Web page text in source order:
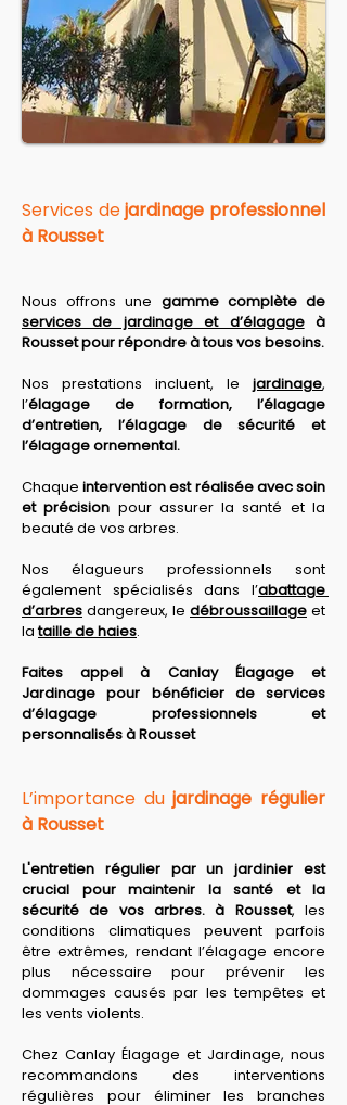
Services de jardinage professionnel
à Rousset
Nous offrons une
services de jardinage et d’élagage à
Nos prestations incluent, le jardinage,
l’élagage de formation, l’élagage
d’entretien, l’élagage de sécurité et
l’élagage ornemental.
Chaque intervention est réalisée avec soin
et précision pour assurer la santé et la
beauté de vos arbres.
Nos élagueurs professionnels sont
également spécialisés dans l’abattage
d’arbres dangereux, le débroussaillage et
la taille de haies.
Faites appel à Canlay Élagage et
Jardinage pour bénéficier de services
d’élagage professionnels et
personnalisés à Rousset
L’importance du jardinage régulier
à Rousset
L'entretien régulier par un jardinier est
crucial pour maintenir la santé et la
sécurité de vos arbres. à Rousset, les
conditions climatiques peuvent parfois
être extrêmes, rendant l’élagage encore
plus nécessaire pour prévenir les
dommages causés par les tempêtes et
les vents violents.
Chez Canlay Élagage et Jardinage, nous
recommandons des interventions
régulières pour éliminer les branches